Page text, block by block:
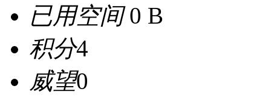
已用空间0 B
积分4
威望0